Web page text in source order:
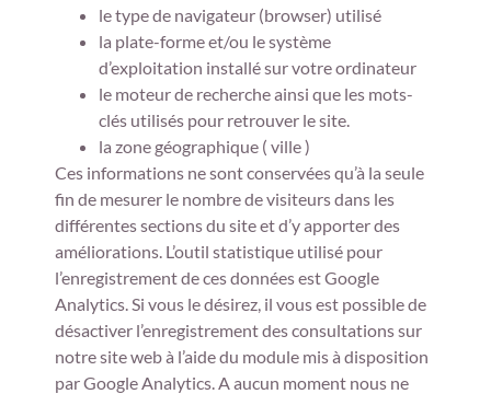
le type de navigateur (browser) utilisé
la plate-forme et/ou le système
d’exploitation installé sur votre ordinateur
le moteur de recherche ainsi que les mots-
clés utilisés pour retrouver le site.
la zone géographique ( ville )
Ces informations ne sont conservées qu’à la seule
fin de mesurer le nombre de visiteurs dans les
différentes sections du site et d’y apporter des
améliorations. L’outil statistique utilisé pour
l’enregistrement de ces données est Google
Analytics. Si vous le désirez, il vous est possible de
désactiver l’enregistrement des consultations sur
notre site web à l’aide du module mis à disposition
par Google Analytics. A aucun moment nous ne